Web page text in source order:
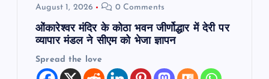
August 1, 2026 0 Comments
ओंकारेश्वर मंदिर के कोठा भवन जीर्णोद्धार में देरी पर
व्यापार मंडल ने सीएम को भेजा ज्ञापन
Spread the love